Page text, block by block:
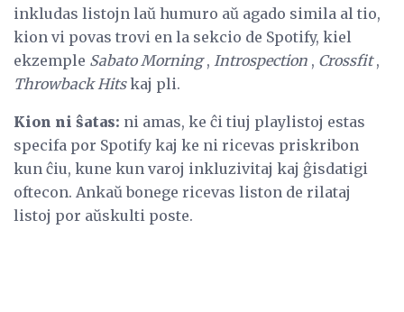
inkludas listojn laŭ humuro aŭ agado simila al tio,
kion vi povas trovi en la sekcio de Spotify, kiel
ekzemple Sabato Morning, Introspection , Crossfit,
Throwback Hitskaj pli.
Kion ni ŝatas: ni amas, ke ĉi tiuj playlistoj estas
specifa por Spotify kaj ke ni ricevas priskribon
kun ĉiu, kune kun varoj inkluzivitaj kaj ĝisdatigi
oftecon. Ankaŭ bonege ricevas liston de rilataj
listoj por aŭskulti poste.